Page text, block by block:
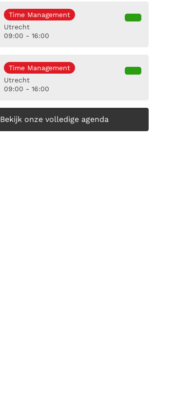
Time Management
Utrecht
09:00 - 16:00
Time Management
Utrecht
09:00 - 16:00
Bekijk onze volledige agenda